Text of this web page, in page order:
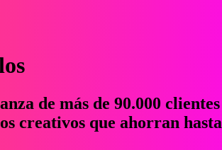
de más de 90.000 clientes
creativos que ahorran hasta